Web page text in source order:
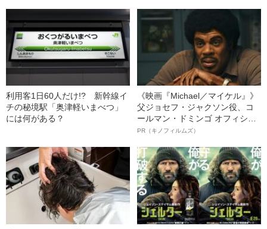
利用客1日60人だけ!? 新幹線イ
チの秘境駅「奥津軽いまべつ」
には何がある？
《映画『Michael／マイケル』》
父ジョセフ・ジャクソン役、コ
ールマン・ドミンゴ オフィシャ
ルインタビュー“観客を魅了した
語る”《日本興収70億円突破》
PR（キノフィルムズ）